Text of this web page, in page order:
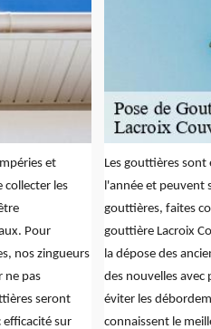
et
les
Pour
nos zingueurs
ne pas
seront
efficacité sur
Les gouttières sont
l'année et peuvent
gouttières, faites
gouttière Lacroix
la dépose des
des nouvelles avec
éviter les
connaissent le